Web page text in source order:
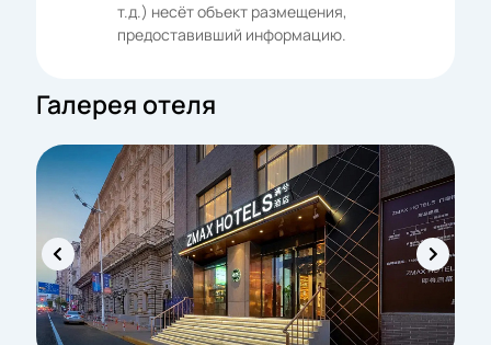
т.д.) несёт объект размещения,
предоставивший информацию.
Галерея отеля